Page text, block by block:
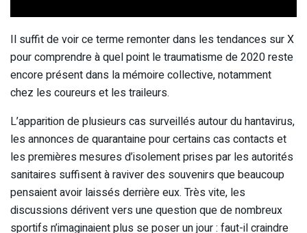
Il suffit de voir ce terme remonter dans les tendances sur X
pour comprendre à quel point le traumatisme de 2020 reste
encore présent dans la mémoire collective, notamment
chez les coureurs et les traileurs.
L’apparition de plusieurs cas surveillés autour du hantavirus,
les annonces de quarantaine pour certains cas contacts et
les premières mesures d’isolement prises par les autorités
sanitaires suffisent à raviver des souvenirs que beaucoup
pensaient avoir laissés derrière eux. Très vite, les
discussions dérivent vers une question que de nombreux
sportifs n’imaginaient plus se poser un jour : faut-il craindre